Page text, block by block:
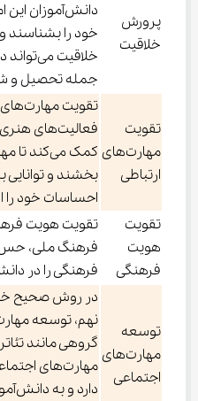
پرورش
خلاقیت
دانش‌آموزان این
خود را بشناسند
خلاقیت می‌تواند
جمله تحصیل و
تقویت
مهارت‌های
ارتباطی
تقویت مهارت‌های
فعالیت‌های
کمک می‌کند تا
بخشند و توانایی
احساسات خود را
تقویت
هویت
فرهنگی
تقویت هویت
فرهنگ ملی، حس
فرهنگی را در
توسعه
مهارت‌های
اجتماعی
در روش صحیح
نهم، توسعه
گروهی مانند
مهارت‌های
دارد و به